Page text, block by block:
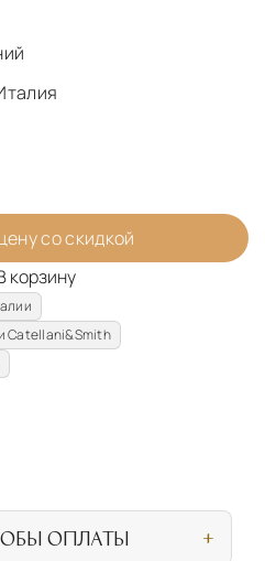
со скидкой
корзину
Catellani&Smith
ОПЛАТЫ